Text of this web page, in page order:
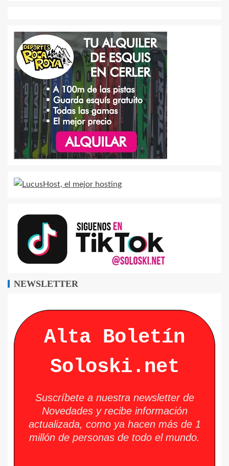
NEWSLETTER
Alta Boletín
Soloski.net
Suscríbete a nuestra newsletter de
Novedades y recibe información
actualizada, como ya hacen más de 1
millón de personas de todo el mundo.